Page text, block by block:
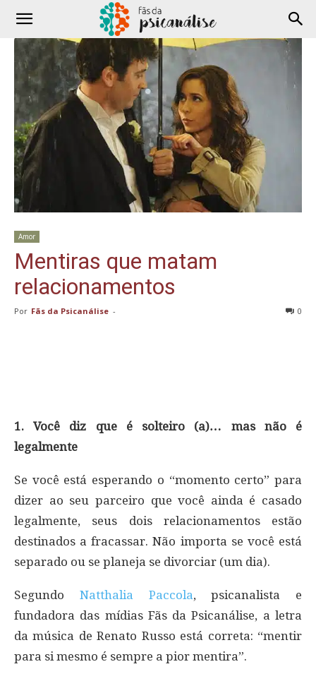
Amor
Mentiras que matam
relacionamentos
Por Fãs da Psicanálise - 0
1. Você diz que é solteiro (a)… mas não é
legalmente
Se você está esperando o “momento certo” para
dizer ao seu parceiro que você ainda é casado
legalmente, seus dois relacionamentos estão
destinados a fracassar. Não importa se você está
separado ou se planeja se divorciar (um dia).
Segundo Natthalia Paccola, psicanalista e
fundadora das mídias Fãs da Psicanálise, a letra
da música de Renato Russo está correta: “mentir
para si mesmo é sempre a pior mentira”.